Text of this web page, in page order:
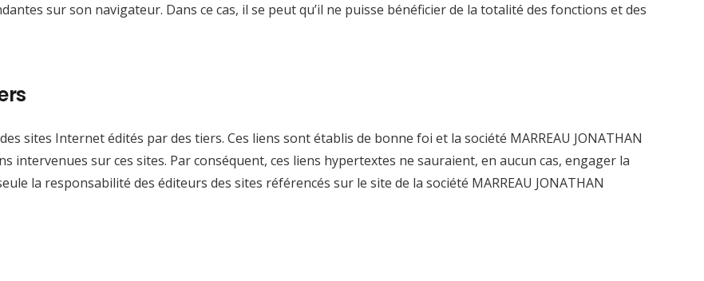
sur son navigateur. Dans ce cas, il se peut qu’il ne puisse bénéficier de la totalité des fonctions et des
sites Internet édités par des tiers. Ces liens sont établis de bonne foi et la société MARREAU JONATHAN
sur ces sites. Par conséquent, ces liens hypertextes ne sauraient, en aucun cas, engager la
la responsabilité des éditeurs des sites référencés sur le site de la société MARREAU JONATHAN